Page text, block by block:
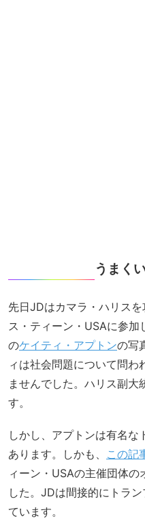
うまく
先日JDはカマラ・ハリス
ス・ティーン・USAに参加
のケイティ・アプトンの写
ィは社会問題について問
ませんでした。ハリス副
す。
しかし、アプトンは有名な
あります。しかも、 この記
ィーン・USAの主催団体
した。JDは間接的にトラ
ています。